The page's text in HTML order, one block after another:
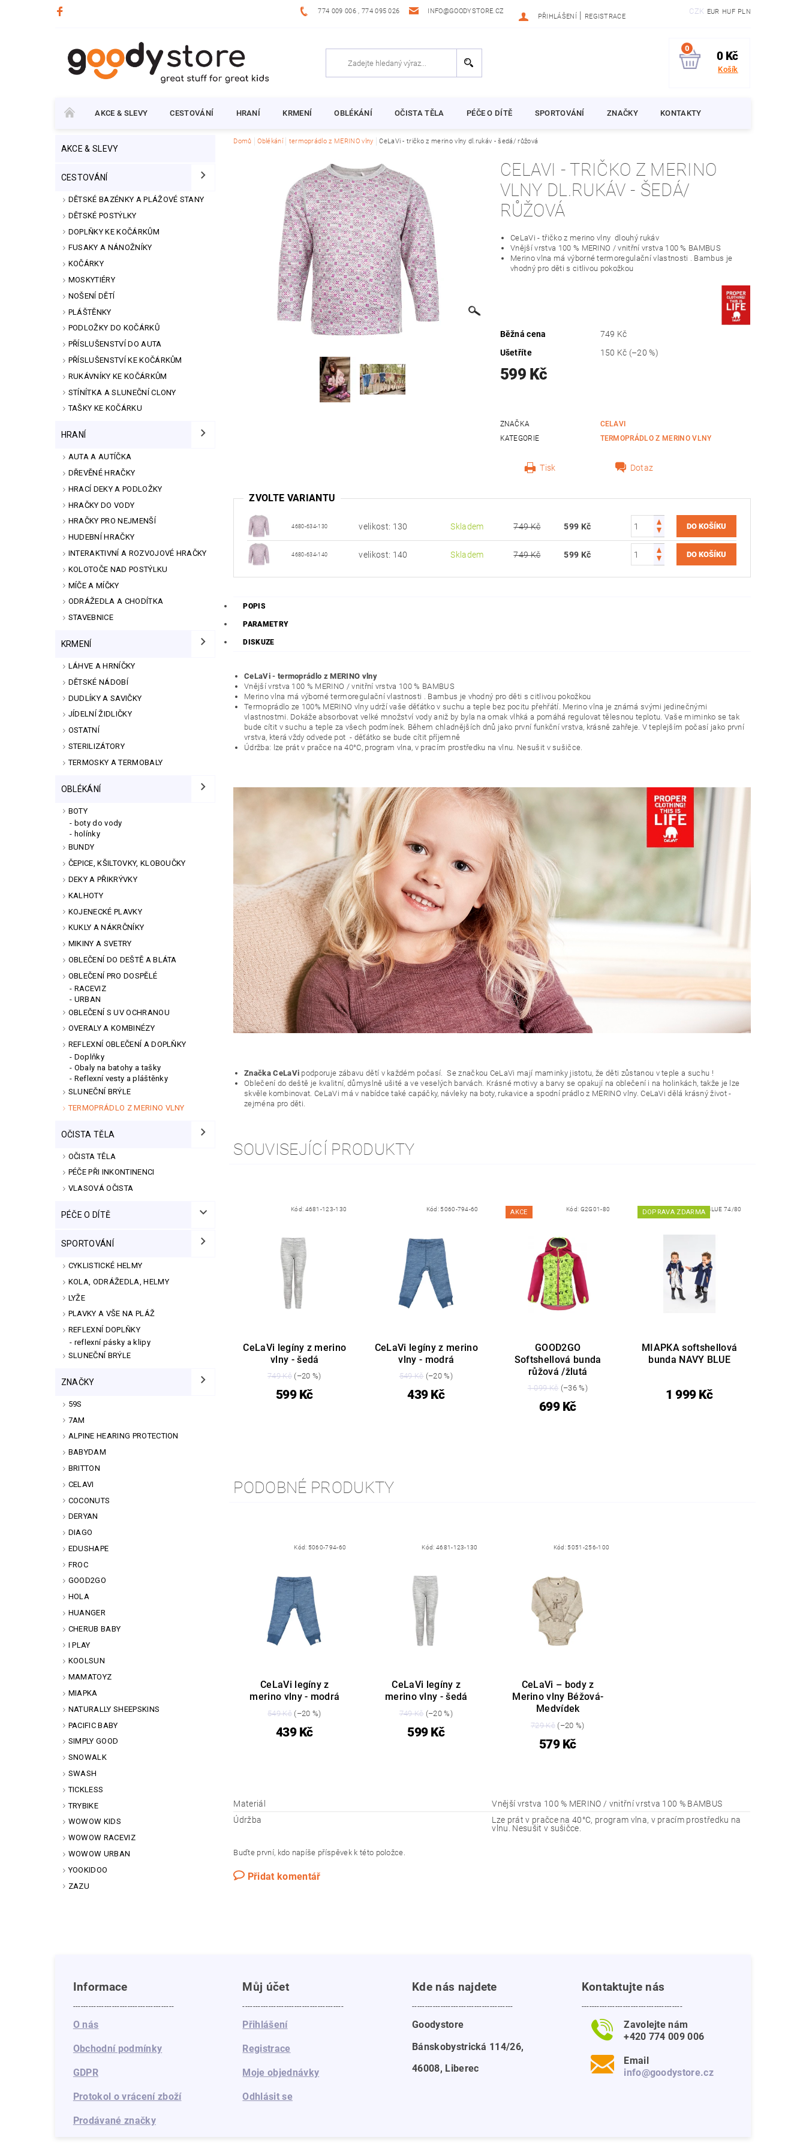
774 009 006 , 774 095 026 INFO@GOODYSTORE.CZ CZK EUR HUF PLN
PŘIHLÁŠENÍ | REGISTRACE
0
0 Kč
Košík
AKCE & SLEVY CESTOVÁNÍ HRANÍ KRMENÍ OBLÉKÁNÍ OČISTA TĚLA PÉČE O DÍTĚ SPORTOVÁNÍ ZNAČKY KONTAKTY
AKCE & SLEVY
CESTOVÁNÍ
DĚTSKÉ BAZÉNKY A PLÁŽOVÉ STANY
DĚTSKÉ POSTÝLKY
DOPLŇKY KE KOČÁRKŮM
FUSAKY A NÁNOŽNÍKY
KOČÁRKY
MOSKYTIÉRY
NOŠENÍ DĚTÍ
PLÁŠTĚNKY
PODLOŽKY DO KOČÁRKŮ
PŘÍSLUŠENSTVÍ DO AUTA
PŘÍSLUŠENSTVÍ KE KOČÁRKŮM
RUKÁVNÍKY KE KOČÁRKŮM
STÍNÍTKA A SLUNEČNÍ CLONY
TAŠKY KE KOČÁRKU
HRANÍ
AUTA A AUTÍČKA
DŘEVĚNÉ HRAČKY
HRACÍ DEKY A PODLOŽKY
HRAČKY DO VODY
HRAČKY PRO NEJMENŠÍ
HUDEBNÍ HRAČKY
INTERAKTIVNÍ A ROZVOJOVÉ HRAČKY
KOLOTOČE NAD POSTÝLKU
MÍČE A MÍČKY
ODRÁŽEDLA A CHODÍTKA
STAVEBNICE
KRMENÍ
LÁHVE A HRNÍČKY
DĚTSKÉ NÁDOBÍ
DUDLÍKY A SAVIČKY
JÍDELNÍ ŽIDLIČKY
OSTATNÍ
STERILIZÁTORY
TERMOSKY A TERMOBALY
OBLÉKÁNÍ
BOTY
boty do vody
holínky
BUNDY
ČEPICE, KŠILTOVKY, KLOBOUČKY
DEKY A PŘIKRÝVKY
KALHOTY
KOJENECKÉ PLAVKY
KUKLY A NÁKRČNÍKY
MIKINY A SVETRY
OBLEČENÍ DO DEŠTĚ A BLÁTA
OBLEČENÍ PRO DOSPĚLÉ
RACEVIZ
URBAN
OBLEČENÍ S UV OCHRANOU
OVERALY A KOMBINÉZY
REFLEXNÍ OBLEČENÍ A DOPLŇKY
Doplňky
Obaly na batohy a tašky
Reflexní vesty a pláštěnky
SLUNEČNÍ BRÝLE
TERMOPRÁDLO Z MERINO VLNY
OČISTA TĚLA
OČISTA TĚLA
PÉČE PŘI INKONTINENCI
VLASOVÁ OČISTA
PÉČE O DÍTĚ
SPORTOVÁNÍ
CYKLISTICKÉ HELMY
KOLA, ODRÁŽEDLA, HELMY
LYŽE
PLAVKY A VŠE NA PLÁŽ
REFLEXNÍ DOPLŇKY
reflexní pásky a klipy
SLUNEČNÍ BRÝLE
ZNAČKY
59S
7AM
ALPINE HEARING PROTECTION
BABYDAM
BRITTON
CELAVI
COCONUTS
DERYAN
DIAGO
EDUSHAPE
FROC
GOOD2GO
HOLA
HUANGER
CHERUB BABY
I PLAY
KOOLSUN
MAMATOYZ
MIAPKA
NATURALLY SHEEPSKINS
PACIFIC BABY
SIMPLY GOOD
SNOWALK
SWASH
TICKLESS
TRYBIKE
WOWOW KIDS
WOWOW RACEVIZ
WOWOW URBAN
YOOKIDOO
ZAZU
Domů Oblékání termoprádlo z MERINO vlny CeLaVi - tričko z merino vlny dl.rukáv - šedá/ růžová
CELAVI - TRIČKO Z MERINO
VLNY DL.RUKÁV - ŠEDÁ/
RŮŽOVÁ
CeLaVi - třičko z merino vlny dlouhý rukáv
Vnější vrstva 100 % MERINO / vnitřní vrstva 100 % BAMBUS
Merino vlna má výborné termoregulační vlastnosti . Bambus je
vhodný pro děti s citlivou pokožkou
Běžná cena
749 Kč
Ušetříte
150 Kč (–20 %)
599 Kč
ZNAČKA
CELAVI
KATEGORIE
TERMOPRÁDLO Z MERINO VLNY
Tisk Dotaz
ZVOLTE VARIANTU
4680-634-130 velikost: 130 Skladem 749 Kč 599 Kč
4680-634-140 velikost: 140 Skladem 749 Kč 599 Kč
POPIS
PARAMETRY
DISKUZE
CeLaVi - termoprádlo z MERINO vlny
Vnější vrstva 100 % MERINO / vnitřní vrstva 100 % BAMBUS
Merino vlna má výborné termoregulační vlastnosti . Bambus je vhodný pro děti s citlivou pokožkou
Termoprádlo ze 100% MERINO vlny udrží vaše děťátko v suchu a teple bez pocitu přehřátí. Merino vlna je známá svými jedinečnými
vlastnostmi. Dokáže absorbovat velké množství vody aniž by byla na omak vlhká a pomáhá regulovat tělesnou teplotu. Vaše miminko se tak
bude cítit v suchu a teple za všech podmínek. Během chladnějších dnů jako první funkční vrstva, krásně zahřeje. V teplejším počasí jako první
vrstva, která vždy odvede pot - děťátko se bude cítit příjemně
Údržba: lze prát v pračce na 40°C, program vlna, v pracím prostředku na vlnu. Nesušit v sušičce.
Značka CeLaVi podporuje zábavu dětí v každém počasí. Se značkou CeLaVi mají maminky jistotu, že děti zůstanou v teple a suchu !
Oblečení do deště je kvalitní, důmyslně ušité a ve veselých barvách. Krásné motivy a barvy se opakují na oblečení i na holinkách, takže je lze
skvěle kombinovat. CeLaVi má v nabídce také capáčky, návleky na boty, rukavice a spodní prádlo z MERINO vlny. CeLaVi dělá krásný život -
zejména pro děti.
SOUVISEJÍCÍ PRODUKTY
Kód: 4681-123-130
CeLaVi legíny z merino
vlny - šedá
749 Kč (–20 %)
599 Kč
Kód: 5060-794-60
CeLaVi legíny z merino
vlny - modrá
549 Kč(–20 %)
439 Kč
AKCE Kód: G2G01-80
GOOD2GO
Softshellová bunda
růžová /žlutá
1 099 Kč (–36 %)
699 Kč
DOPRAVA ZDARMA
Kód:M-NAVY BLUE 74/80
MIAPKA softshellová
bunda NAVY BLUE
1 999 Kč
PODOBNÉ PRODUKTY
Kód: 5060-794-60
CeLaVi legíny z
merino vlny - modrá
549 Kč (–20 %)
439 Kč
Kód: 4681-123-130
CeLaVi legíny z
merino vlny - šedá
749 Kč(–20 %)
599 Kč
Kód: 5051-256-100
CeLaVi – body z
Merino vlny Béžová-
Medvídek
729 Kč(–20 %)
579 Kč
Materiál
Vnější vrstva 100 % MERINO / vnitřní vrstva 100 % BAMBUS
Údržba
Lze prát v pračce na 40°C, program vlna, v pracím prostředku na
vlnu. Nesušit v sušičce.
Buďte první, kdo napíše příspěvek k této položce.
Přidat komentář
Informace
---------------------------------------
O nás
Obchodní podmínky
GDPR
Protokol o vrácení zboží
Prodávané značky
Můj účet
---------------------------------------
Přihlášení
Registrace
Moje objednávky
Odhlásit se
Kde nás najdete
---------------------------------------
Goodystore
Bánskobystrická 114/26,
46008, Liberec
Kontaktujte nás
---------------------------------------
Zavolejte nám
+420 774 009 006
Email
info@goodystore.cz